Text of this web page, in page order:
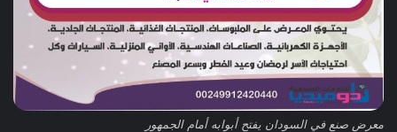
معرض صنع في السودان يفتح أبوابه أمام الجمهور